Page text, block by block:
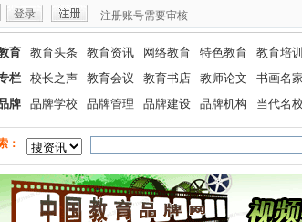
注册账号需要审核
育 教育头条 教育资讯 网络教育 特色教育 教育培训
栏 校长之声 教育会议 教育书店 教师论文 书画名家
牌 品牌学校 品牌管理 品牌建设 品牌机构 当代名校
：